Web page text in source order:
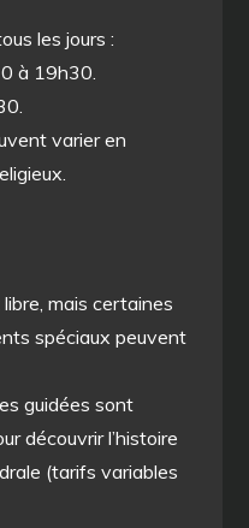
les jours :
à 19h30.
varier en
mais certaines
spéciaux peuvent
guidées sont
découvrir l’histoire
(tarifs variables